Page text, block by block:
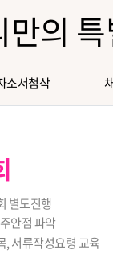
의
소서첨삭
별도진행
안점 파악
, 서류작성요령 교육